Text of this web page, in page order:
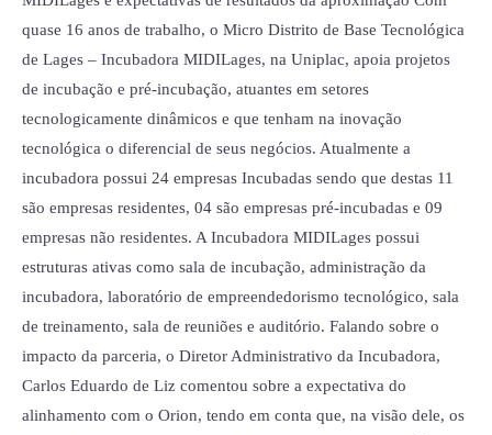
quase 16 anos de trabalho, o Micro Distrito de Base Tecnológica
de Lages – Incubadora MIDILages, na Uniplac, apoia projetos
de incubação e pré-incubação, atuantes em setores
tecnologicamente dinâmicos e que tenham na inovação
tecnológica o diferencial de seus negócios. Atualmente a
incubadora possui 24 empresas Incubadas sendo que destas 11
são empresas residentes, 04 são empresas pré-incubadas e 09
empresas não residentes. A Incubadora MIDILages possui
estruturas ativas como sala de incubação, administração da
incubadora, laboratório de empreendedorismo tecnológico, sala
de treinamento, sala de reuniões e auditório. Falando sobre o
impacto da parceria, o Diretor Administrativo da Incubadora,
Carlos Eduardo de Liz comentou sobre a expectativa do
alinhamento com o Orion, tendo em conta que, na visão dele, os